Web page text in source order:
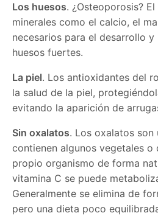
Los huesos. ¿Osteoporosis?
minerales como el calcio, el
necesarios para el desarrollo
huesos fuertes.
La piel. Los antioxidantes del
la salud de la piel,
evitando la aparición de
Sin oxalatos. Los oxalatos son
contienen algunos vegetales o
propio organismo de forma
vitamina C se puede
Generalmente se elimina de
pero una dieta poco